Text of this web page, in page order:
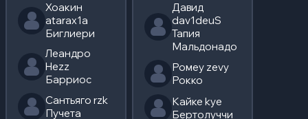
Хоакин
atarax1a
Биглиери
Леандро
Hezz
Барриос
Сантьяго rzk
Пучета
Давид
dav1deuS
Тапия
Мальдонадо
Ромеу zevy
Рокко
Кайке kye
Бертолуччи